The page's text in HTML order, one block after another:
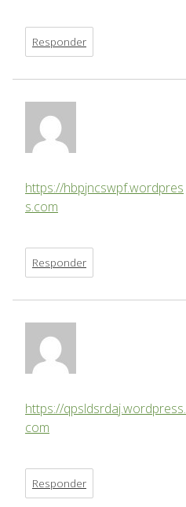
Responder
https://hbpjncswpf.wordpres
s.com
Responder
https://qpsldsrdaj.wordpress.
com
Responder